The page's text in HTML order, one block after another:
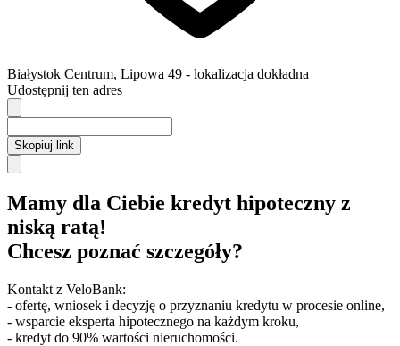
Białystok Centrum, Lipowa 49 - lokalizacja dokładna
Udostępnij ten adres
Skopiuj link
Mamy dla Ciebie kredyt hipoteczny z
niską ratą!
Chcesz poznać szczegóły?
Kontakt z VeloBank:
- ofertę, wniosek i decyzję o przyznaniu kredytu w procesie online,
- wsparcie eksperta hipotecznego na każdym kroku,
- kredyt do 90% wartości nieruchomości.